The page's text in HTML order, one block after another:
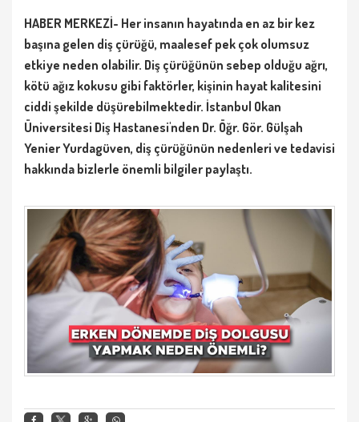
HABER MERKEZİ- Her insanın hayatında en az bir kez
başına gelen diş çürüğü, maalesef pek çok olumsuz
etkiye neden olabilir. Diş çürüğünün sebep olduğu ağrı,
kötü ağız kokusu gibi faktörler, kişinin hayat kalitesini
ciddi şekilde düşürebilmektedir. İstanbul Okan
Üniversitesi Diş Hastanesi'nden Dr. Öğr. Gör. Gülşah
Yenier Yurdagüven, diş çürüğünün nedenleri ve tedavisi
hakkında bizlerle önemli bilgiler paylaştı.